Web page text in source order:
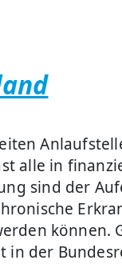
alle in
sind der
können.
in der